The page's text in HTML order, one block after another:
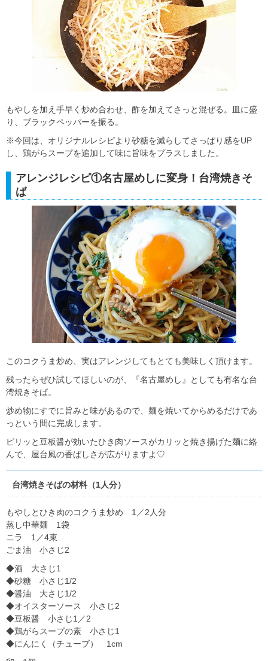
もやしを加え手早く炒め合わせ、酢を加えてさっと混ぜる。皿に盛
り、ブラックペッパーを振る。
※今回は、オリジナルレシピより砂糖を減らしてさっぱり感をUP
し、鶏がらスープを追加して味に旨味をプラスしました。
アレンジレシピ①名古屋めしに変身！台湾焼きそ
ば
このコクうま炒め、実はアレンジしてもとても美味しく頂けます。
残ったらぜひ試してほしいのが、『名古屋めし』としても有名な台
湾焼きそば。
炒め物にすでに旨みと味があるので、麺を焼いてからめるだけであ
っという間に完成します。
ピリッと豆板醤が効いたひき肉ソースがカリッと焼き揚げた麺に絡
んで、屋台風の香ばしさが広がりますよ♡
台湾焼きそばの材料（1人分）
もやしとひき肉のコクうま炒め 1／2人分
蒸し中華麺 1袋
ニラ 1／4束
ごま油 小さじ2
◆酒 大さじ1
◆砂糖 小さじ1/2
◆醤油 大さじ1/2
◆オイスターソース 小さじ2
◆豆板醤 小さじ1／2
◆鶏がらスープの素 小さじ1
◆にんにく（チューブ） 1cm